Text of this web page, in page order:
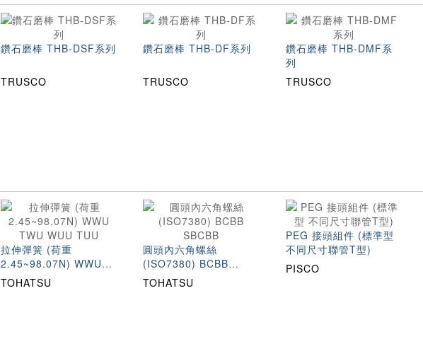
鑽石磨棒 THB-DSF系列
TRUSCO
鑽石磨棒 THB-DF系列
TRUSCO
鑽石磨棒 THB-DMF系
列
TRUSCO
拉伸彈簧 (荷重
2.45~98.07N) WWU
TWU WUU TUU
TOHATSU
圓頭內六角螺絲
(ISO7380) BCBB
SBCBB
TOHATSU
PEG 接頭組件 (標準型
不同尺寸聯管T型)
PISCO